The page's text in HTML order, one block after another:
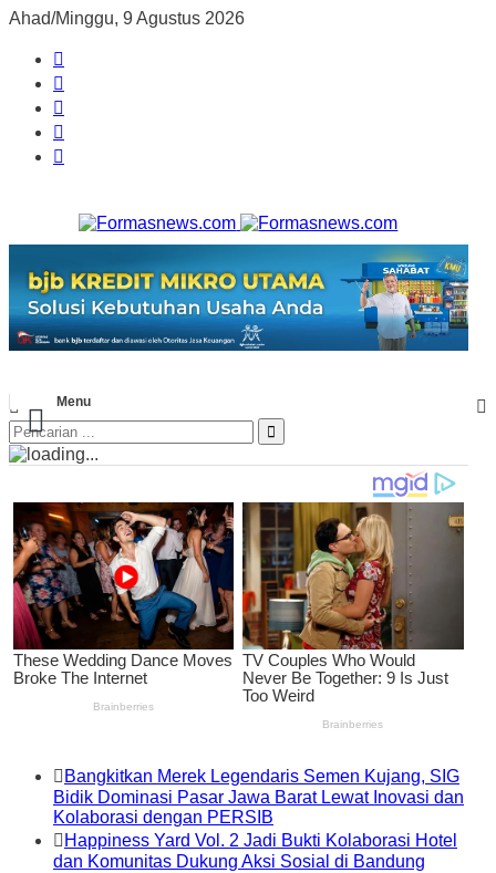
Ahad/Minggu, 9 Agustus 2026
Menu
Bangkitkan Merek Legendaris Semen Kujang, SIG
Bidik Dominasi Pasar Jawa Barat Lewat Inovasi dan
Kolaborasi dengan PERSIB
Happiness Yard Vol. 2 Jadi Bukti Kolaborasi Hotel
dan Komunitas Dukung Aksi Sosial di Bandung